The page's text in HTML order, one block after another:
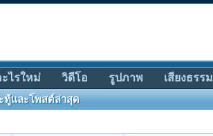
ทู้และโพสต์ล่าสุด
ไรใหม่ วิดีโอ รูปภาพ เสียงธรรม